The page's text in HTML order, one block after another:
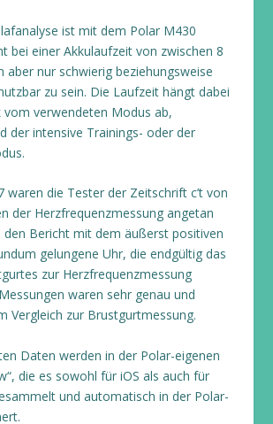
ist mit dem Polar M430
bei einer Akkulaufzeit von zwischen 8
aber nur schwierig beziehungsweise
zu sein. Die Laufzeit hängt dabei
vom verwendeten Modus ab,
der intensive Trainings- oder der
waren die Tester der Zeitschrift c’t von
der Herzfrequenzmessung angetan
den Bericht mit dem äußerst positiven
gelungene Uhr, die endgültig das
zur Herzfrequenzmessung
waren sehr genau und
Vergleich zur Brustgurtmessung.
Daten werden in der Polar-eigenen
die es sowohl für iOS als auch für
und automatisch in der Polar-